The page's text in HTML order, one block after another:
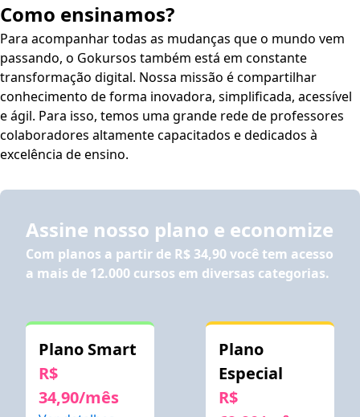
Como ensinamos?
Para acompanhar todas as mudanças que o mundo vem
passando, o Gokursos também está em constante
transformação digital. Nossa missão é compartilhar
conhecimento de forma inovadora, simplificada, acessível
e ágil. Para isso, temos uma grande rede de professores
colaboradores altamente capacitados e dedicados à
excelência de ensino.
Assine nosso plano e economize
Com planos a partir de R$ 34,90você tem acesso
a mais de 12.000 cursos em diversas categorias.
Plano Smart
R$
34,90/mês
Plano
Especial
R$